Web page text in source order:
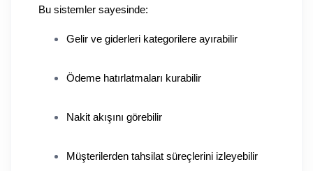
Bu sistemler sayesinde:
Gelir ve giderleri kategorilere ayırabilir
Ödeme hatırlatmaları kurabilir
Nakit akışını görebilir
Müşterilerden tahsilat süreçlerini izleyebilir